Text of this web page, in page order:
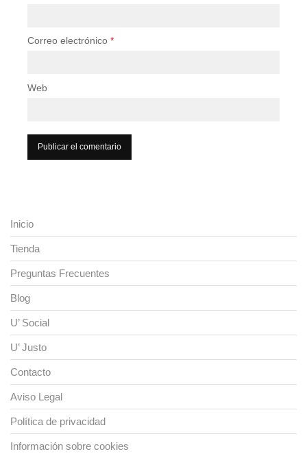
Correo electrónico *
Web
Inicio
Tienda
Preguntas Frecuentes
Blog
U’ Social
U’ Justo
Contacto
Aviso Legal
Política de privacidad
Información sobre cookies